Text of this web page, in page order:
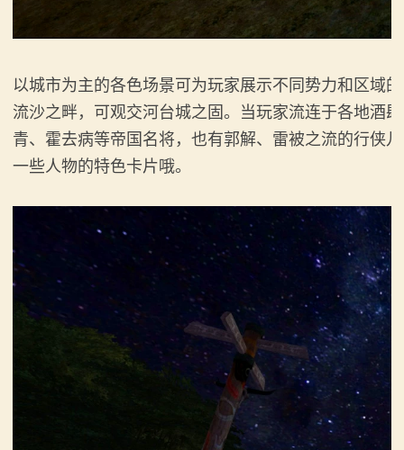
以城市为主的各色场景可为玩家展示不同势力和区域
流沙之畔，可观交河台城之固。当玩家流连于各地酒
青、霍去病等帝国名将，也有郭解、雷被之流的行侠
一些人物的特色卡片哦。